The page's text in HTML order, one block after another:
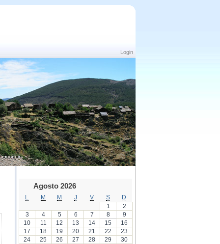
Login
Agosto 2026
M M J V S
D
1
2
3
4 5 6 7 8
9
10
11 12 13 14 15
16
17
18 19 20 21 22
23
24
25 26 27 28 29
30